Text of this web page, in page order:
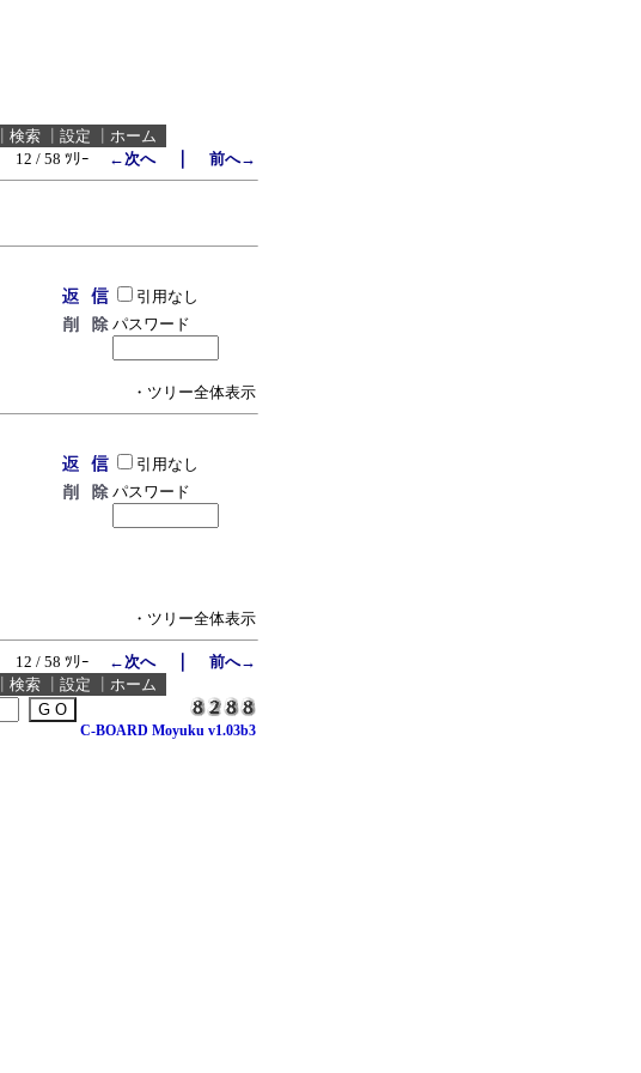
検索 設定
ホーム
12 / 58 ﾂﾘｰ
←次へ｜ 前へ→
引用なし
パスワード
・ツリー全体表示
引用なし
パスワード
・ツリー全体表示
12 / 58 ﾂﾘｰ ←次へ｜ 前へ→
検索 設定
ホーム
C-BOARD Moyuku v1.03b3